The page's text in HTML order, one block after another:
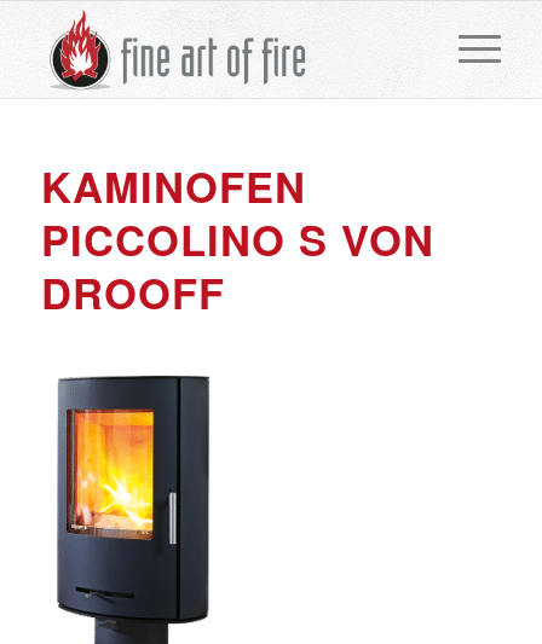
KAMINOFEN
PICCOLINO S VON
DROOFF